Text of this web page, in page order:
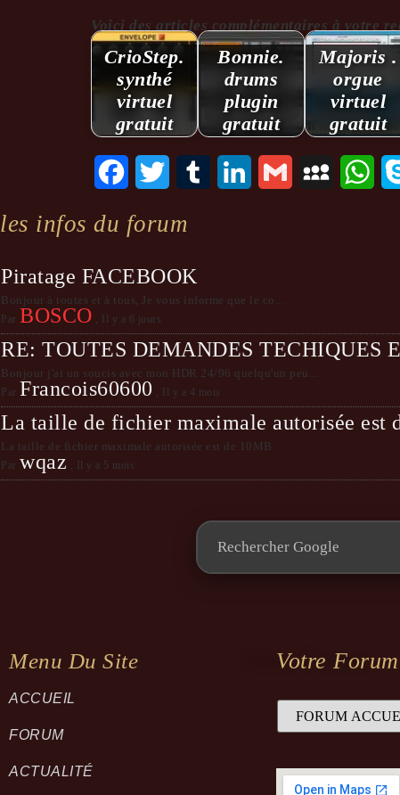
Voici des articles complémentaires à votre
CrioStep.
synthé
virtuel
gratuit
Bonnie.
drums
plugin
gratuit
Majoris .
orgue
virtuel
gratuit
FacebookTwitter Tumblr LinkedInGmail MySpace
les infos du forum
Piratage FACEBOOK
Bonjour à toutes et à tous, Je vous informe que le co...
Par BOSCO , Il y a 6 jours
RE: TOUTES DEMANDES TECHIQUES
Bonjour j'ai un soucis avec mon HDR 24/96 quelqu'un peu...
Par Francois60600 , Il y a 4 mois
La taille de fichier maximale autorisée est
La taille de fichier maximale autorisée est de 10MB
Par wqaz , Il y a 5 mois
Menu Du Site
ACCUEIL
FORUM
ACTUALITÉ
Votre Forum